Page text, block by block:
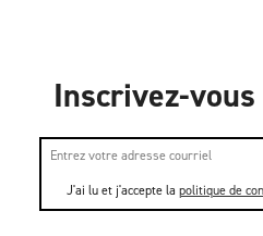
Inscrivez-
J'ai lu et j'accepte la politique de